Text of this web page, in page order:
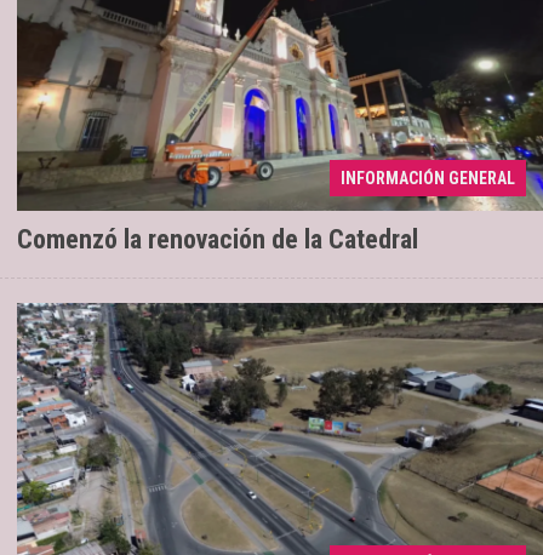
INFORMACIÓN GENERAL
Comenzó la renovación de la Catedral
04/08/2026 Se ejecuta una intervención con
tecnología LED